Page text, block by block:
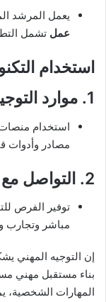
يعمل المرشد
عمل تشمل
استخدام
1. موارد
استخدام منصات
مصادر وأدوات
2. التواصل
توفير الفرص
مباشر وتجارب
إن التوجيه المهني
بناء مستقبل مهني
المهارات الشخصية،